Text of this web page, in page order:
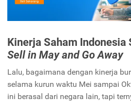
Kinerja Saham Indonesia
Sell in May and Go Away
Lalu, bagaimana dengan kinerja
selama kurun waktu Mei sampai
ini berasal dari negara lain, tapi